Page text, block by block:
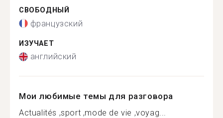
СВОБОДНЫЙ
французский
ИЗУЧАЕТ
английский
Мои любимые темы для разговора
Actualités ,sport ,mode de vie ,voyag...